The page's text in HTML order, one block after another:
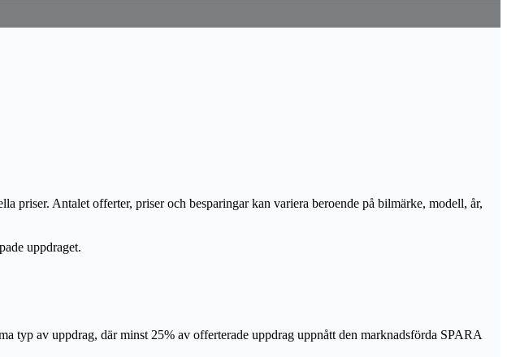
priser. Antalet offerter, priser och besparingar kan variera beroende på bilmärke, modell, år,
uppdraget.
typ av uppdrag, där minst 25% av offerterade uppdrag uppnått den marknadsförda SPARA